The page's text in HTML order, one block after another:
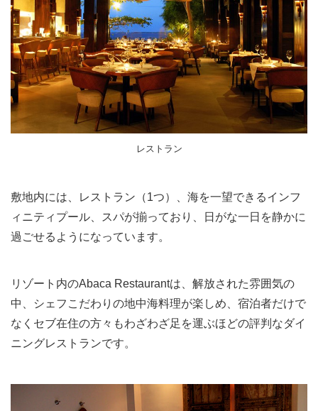
レストラン
敷地内には、レストラン（1つ）、海を一望できるインフ
ィニティプール、スパが揃っており、日がな一日を静かに
過ごせるようになっています。
リゾート内のAbaca Restaurantは、解放された雰囲気の
中、シェフこだわりの地中海料理が楽しめ、宿泊者だけで
なくセブ在住の方々もわざわざ足を運ぶほどの評判なダイ
ニングレストランです。